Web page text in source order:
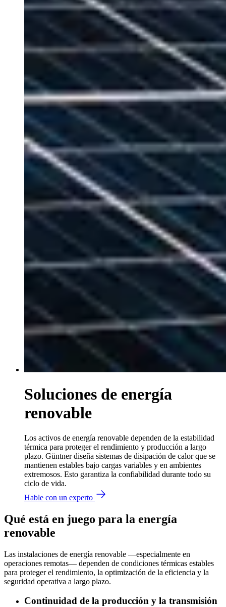
Soluciones de energía
renovable
Los activos de energía renovable dependen de la estabilidad
térmica para proteger el rendimiento y producción a largo
plazo. Güntner diseña sistemas de disipación de calor que se
mantienen estables bajo cargas variables y en ambientes
extremosos. Esto garantiza la confiabilidad durante todo su
ciclo de vida.
Hable con un experto
Qué está en juego para la energía
renovable
Las instalaciones de energía renovable —especialmente en
operaciones remotas— dependen de condiciones térmicas estables
para proteger el rendimiento, la optimización de la eficiencia y la
seguridad operativa a largo plazo.
Continuidad de la producción y la transmisión